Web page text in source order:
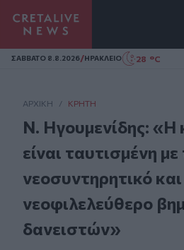
Homepage
ΣAΒΒΑΤΟ 8.8.2026/ΗΡΑΚΛΕΙΟ 28 °C
ΑΡΧΙΚΗ / ΚΡΉΤΗ
Ν. Ηγουμενίδης: «Η
είναι ταυτισμένη με
νεοσυντηρητικό και
νεοφιλελεύθερο
δανειστών»